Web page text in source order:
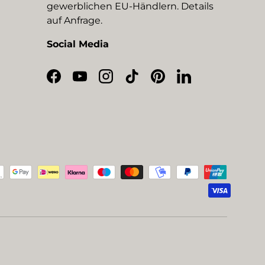
gewerblichen EU-Händlern. Details
auf Anfrage.
Social Media
Facebook
YouTubeInstagram
TikTokPinterestLinkedIn